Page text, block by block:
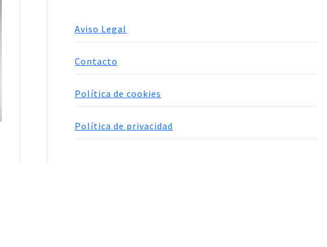
Aviso Legal
Contacto
Política de cookies
Política de privacidad